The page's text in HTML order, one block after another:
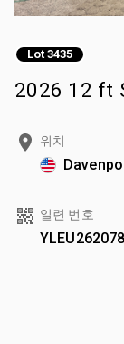
Lot 3435
2026 12 ft
위치
일련 번호